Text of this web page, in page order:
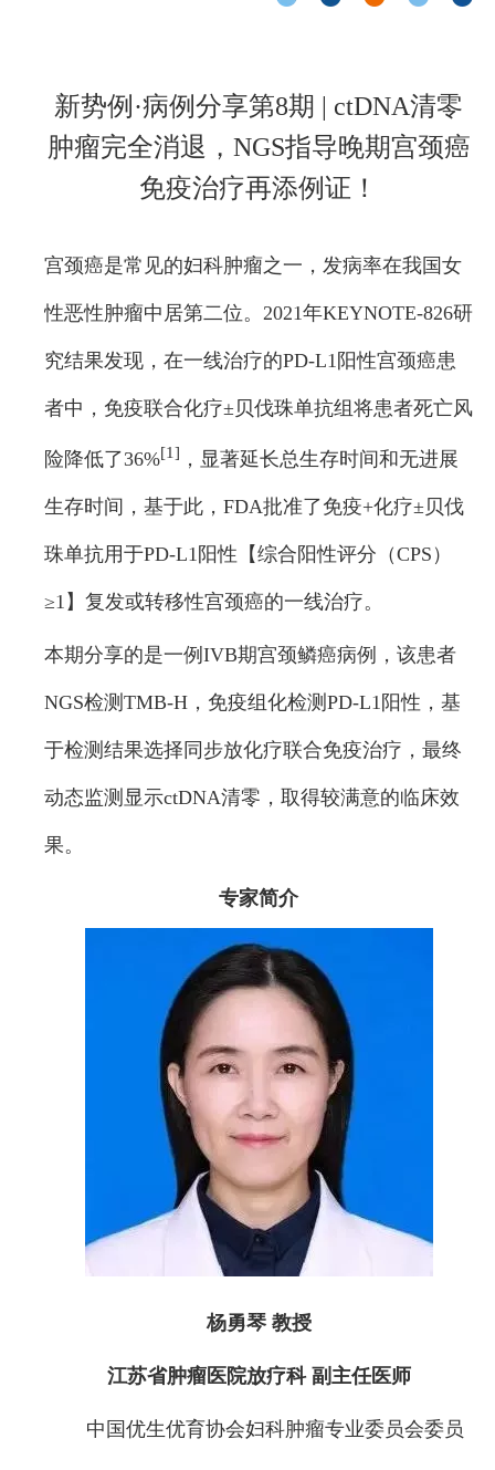
新势例·病例分享第8期 | ctDNA清零
肿瘤完全消退，NGS指导晚期宫颈癌
免疫治疗再添例证！
宫颈癌是常见的妇科肿瘤之一，发病率在我国女
性恶性肿瘤中居第二位。2021年KEYNOTE-826研
究结果发现，在一线治疗的PD-L1阳性宫颈癌患
者中，免疫联合化疗±贝伐珠单抗组将患者死亡风
险降低了36%[1] ，显著延长总生存时间和无进展
生存时间，基于此，FDA批准了免疫+化疗±贝伐
珠单抗用于PD-L1阳性【综合阳性评分（CPS）
≥1】复发或转移性宫颈癌的一线治疗。
本期分享的是一例IVB期宫颈鳞癌病例，该患者
NGS检测TMB-H，免疫组化检测PD-L1阳性，基
于检测结果选择同步放化疗联合免疫治疗，最终
动态监测显示ctDNA清零，取得较满意的临床效
果。
专家简介
杨勇琴 教授
江苏省肿瘤医院放疗科 副主任医师
中国优生优育协会妇科肿瘤专业委员会委员